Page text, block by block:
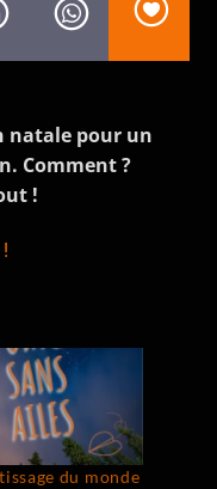
natale pour un
Comment ?
!
du monde